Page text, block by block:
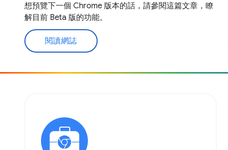
想預覽下一個 Chrome 版本的話，請參閱這篇文章，瞭
解目前 Beta 版的功能。
閱讀網誌